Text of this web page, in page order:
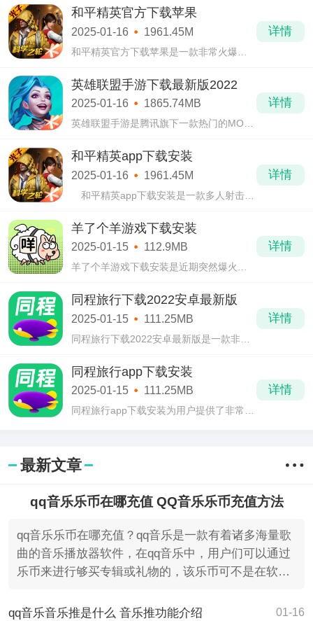
免费采用了3D的仿真引擎使游戏的场景更
加真实化，多种多样的模式，
和平精英官方下载苹果
2025-01-16 1961.45M
和平精英官方下载苹果是一款非常火爆的
用3D的虚拟引擎将游戏的场景刻画的更加
逼真，华丽的游戏画面
详情
英雄联盟手游下载最新版2022
2025-01-16 1865.74MB
英雄联盟手游是腾讯旗下一款热门的MOBA
能够体验到最为经典的MOBA游戏玩法，能
够感受到MOBA游戏最经典的战斗体验。
详情
和平精英app下载安装
2025-01-16 1961.45M
和平精英app下载安装是一款多人射击游
擎将场景设计的十分真实，精致的游戏画
面，华丽的服饰，
详情
羊了个羊游戏下载安装
2025-01-15 112.9MB
羊了个羊游戏下载安装是近期突然爆火的
是排队做核酸的路上，相信你都能看到它
的身影。
详情
同程旅行下载2022安卓最新版
2025-01-15 111.25MB
同程旅行下载2022安卓最新版是一款非常
它。同程旅行下载2022安卓最新版有着非
常多的服务可以使用，并且对你旅游都非
常有帮助
详情
同程旅行app下载安装
2025-01-15 111.25MB
同程旅行app下载安装为用户提供了非常好
装能够
详情
最新文章
qq音乐乐币在哪充值 QQ音乐乐币充值方法
qq音乐乐币在哪充值？qq音乐是一款有着诸多海量歌
曲的音乐播放器软件，在qq音乐中，用户们可以通过
乐币来进行够买专辑或礼物的，该乐币可不是在软件
qq音乐音乐推是什么 音乐推功能介绍 01-16